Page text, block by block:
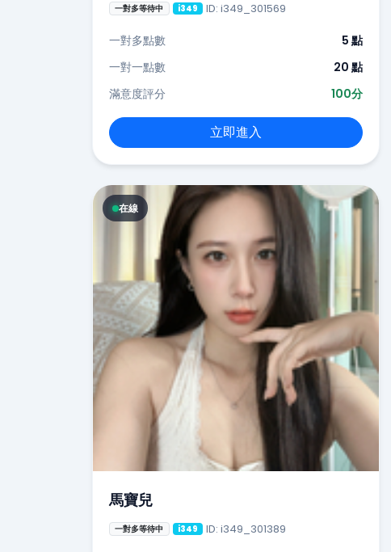
一對多等待中 i349 ID: i349_301569
一對多點數
5 點
一對一點數
20 點
滿意度評分
100分
立即進入
在線
馬寶兒
一對多等待中 i349 ID: i349_301389